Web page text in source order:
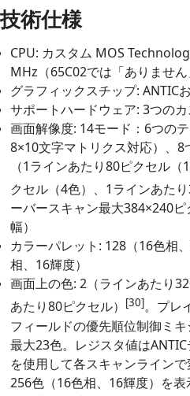
技術仕様
CPU: カスタム MOS
MHz（65C02では「ありません
グラフィックスチップ: ANTIC
サポートハードウェア: 3つの
画面解像度: 14モード：6つの
8×10文字マトリクス対応）、
（1ラインあたり80ピクセル
クセル（4色）、1ラインあたり
ーバースキャン最大384×240
幅）
カラーパレット: 128（16色相
相、16輝度）
画面上の色: 2（ラインあたり
あたり80ピクセル）
[30]。プレ
フィールドの優先順位制御ミ
最大23色。レジスタ値は
を使用して各スキャンライン
256色（16色相、16輝度）を